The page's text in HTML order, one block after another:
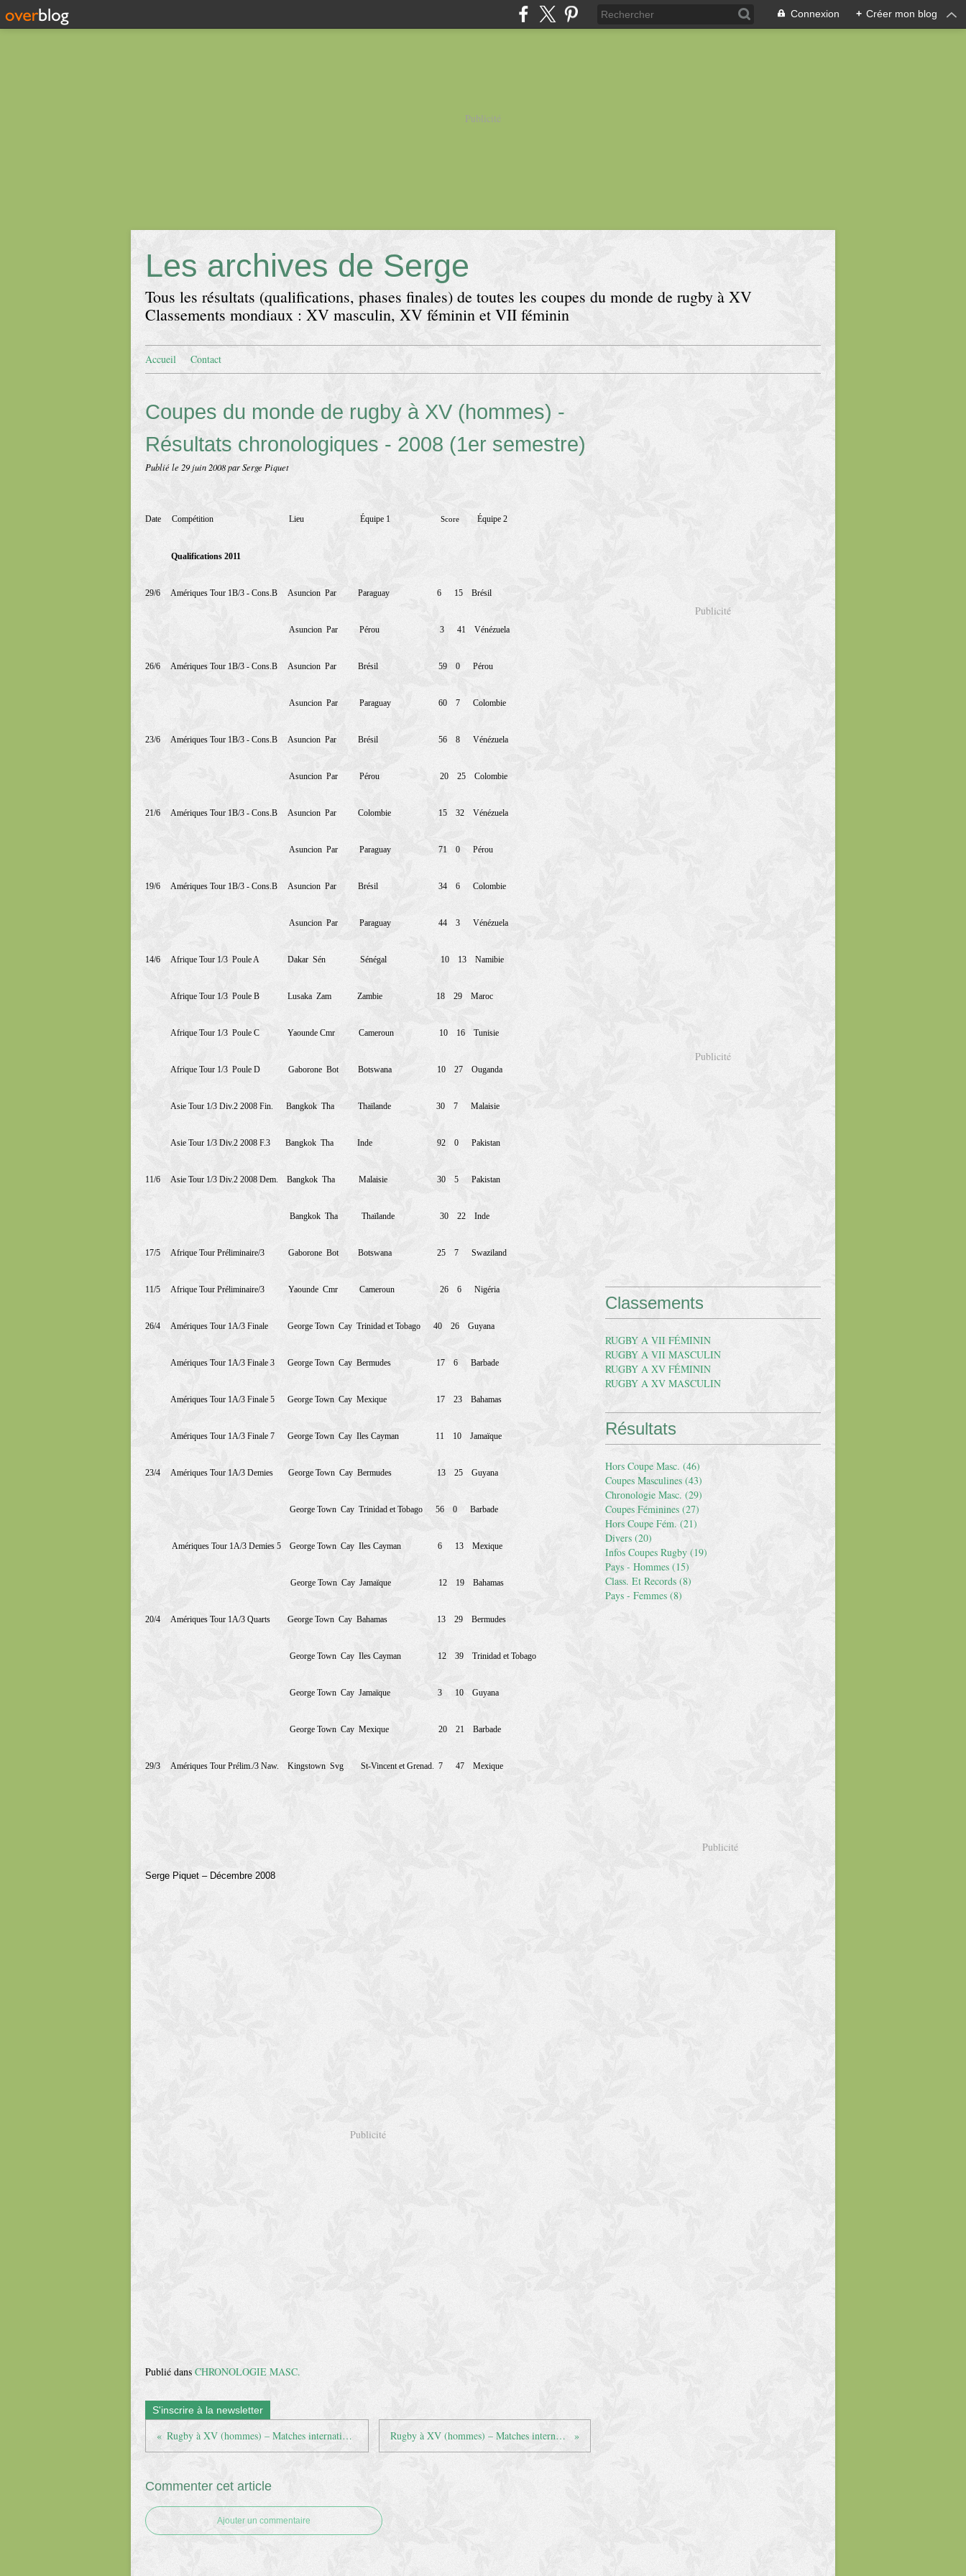
Connexion + Créer mon blog
Publicité
Les archives de Serge
Tous les résultats (qualifications, phases finales) de toutes les coupes du monde de rugby à XV
Classements mondiaux : XV masculin, XV féminin et VII féminin
Accueil Contact
Coupes du monde de rugby à XV (hommes) -
Résultats chronologiques - 2008 (1er semestre)
Publié le 29 juin 2008par Serge Piquet
Date Compétition Lieu Équipe 1 Score Équipe 2
Qualifications 2011
29/6 Amériques Tour 1B/3 - Cons.B Asuncion Par Paraguay 6 15 Brésil
Asuncion Par Pérou 3 41 Vénézuela
26/6 Amériques Tour 1B/3 - Cons.B Asuncion Par Brésil 59 0 Pérou
Asuncion Par Paraguay 60 7 Colombie
23/6 Amériques Tour 1B/3 - Cons.B Asuncion Par Brésil 56 8 Vénézuela
Asuncion Par Pérou 20 25 Colombie
21/6 Amériques Tour 1B/3 - Cons.B Asuncion Par Colombie 15 32 Vénézuela
Asuncion Par Paraguay 71 0 Pérou
19/6 Amériques Tour 1B/3 - Cons.B Asuncion Par Brésil 34 6 Colombie
Asuncion Par Paraguay 44 3 Vénézuela
14/6 Afrique Tour 1/3 Poule A Dakar Sén Sénégal 10 13 Namibie
Afrique Tour 1/3 Poule B Lusaka Zam Zambie 18 29 Maroc
Afrique Tour 1/3 Poule C Yaounde Cmr Cameroun 10 16 Tunisie
Afrique Tour 1/3 Poule D Gaborone Bot Botswana 10 27 Ouganda
Asie Tour 1/3 Div.2 2008 Fin. Bangkok Tha Thaïlande 30 7 Malaisie
Asie Tour 1/3 Div.2 2008 F.3 Bangkok Tha Inde 92 0 Pakistan
11/6 Asie Tour 1/3 Div.2 2008 Dem. Bangkok Tha Malaisie 30 5 Pakistan
Bangkok Tha Thaïlande 30 22 Inde
17/5 Afrique Tour Préliminaire/3 Gaborone Bot Botswana 25 7 Swaziland
11/5 Afrique Tour Préliminaire/3 Yaounde Cmr Cameroun 26 6 Nigéria
26/4 Amériques Tour 1A/3 Finale George Town Cay Trinidad et Tobago 40 26 Guyana
Amériques Tour 1A/3 Finale 3 George Town Cay Bermudes 17 6 Barbade
Amériques Tour 1A/3 Finale 5 George Town Cay Mexique 17 23 Bahamas
Amériques Tour 1A/3 Finale 7 George Town Cay Iles Cayman 11 10 Jamaïque
23/4 Amériques Tour 1A/3 Demies George Town Cay Bermudes 13 25 Guyana
George Town Cay Trinidad et Tobago 56 0 Barbade
Amériques Tour 1A/3 Demies 5 George Town Cay Iles Cayman 6 13 Mexique
George Town Cay Jamaïque 12 19 Bahamas
20/4 Amériques Tour 1A/3 Quarts George Town Cay Bahamas 13 29 Bermudes
George Town Cay Iles Cayman 12 39 Trinidad et Tobago
George Town Cay Jamaïque 3 10 Guyana
George Town Cay Mexique 20 21 Barbade
29/3 Amériques Tour Prélim./3 Naw. Kingstown Svg St-Vincent et Grenad. 7 47 Mexique
Serge Piquet – Décembre 2008
Publicité
Publié dans CHRONOLOGIE MASC.
S'inscrire à la newsletter
Rugby à XV (hommes) – Matches internationaux hors Coupe du Monde – 2008 (avril-mai) Rugby à XV (hommes) – Matches internationaux hors Coupe du Monde – 2008 (juin)
Commenter cet article
Ajouter un commentaire
Publicité
Publicité
Classements
RUGBY A VII FÉMININ
RUGBY A VII MASCULIN
RUGBY A XV FÉMININ
RUGBY A XV MASCULIN
Résultats
Hors Coupe Masc. (46)
Coupes Masculines (43)
Chronologie Masc. (29)
Coupes Féminines (27)
Hors Coupe Fém. (21)
Divers (20)
Infos Coupes Rugby (19)
Pays - Hommes (15)
Class. Et Records (8)
Pays - Femmes (8)
Publicité